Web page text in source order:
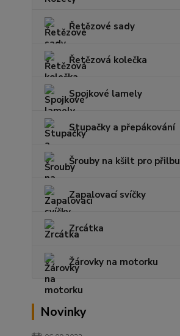
Řetězové sady
Řetězová kolečka
Spojkové lamely
Stupačky a přepákování
Šrouby na kšilt pro přilbu
Zapalovací svíčky
Zrcátka
Žárovky na motorku
Novinky